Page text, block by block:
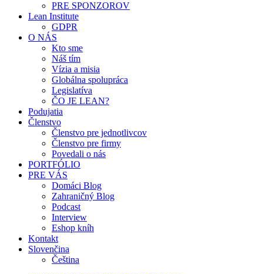
PRE SPONZOROV
Lean Institute
GDPR
O NÁS
Kto sme
Náš tím
Vízia a misia
Globálna spolupráca
Legislatíva
ČO JE LEAN?
Podujatia
Členstvo
Členstvo pre jednotlivcov
Členstvo pre firmy
Povedali o nás
PORTFÓLIO
PRE VÁS
Domáci Blog
Zahraničný Blog
Podcast
Interview
Eshop kníh
Kontakt
Slovenčina
Čeština